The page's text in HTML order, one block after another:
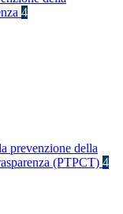
4
prevenzione della
(PTPCT) 4